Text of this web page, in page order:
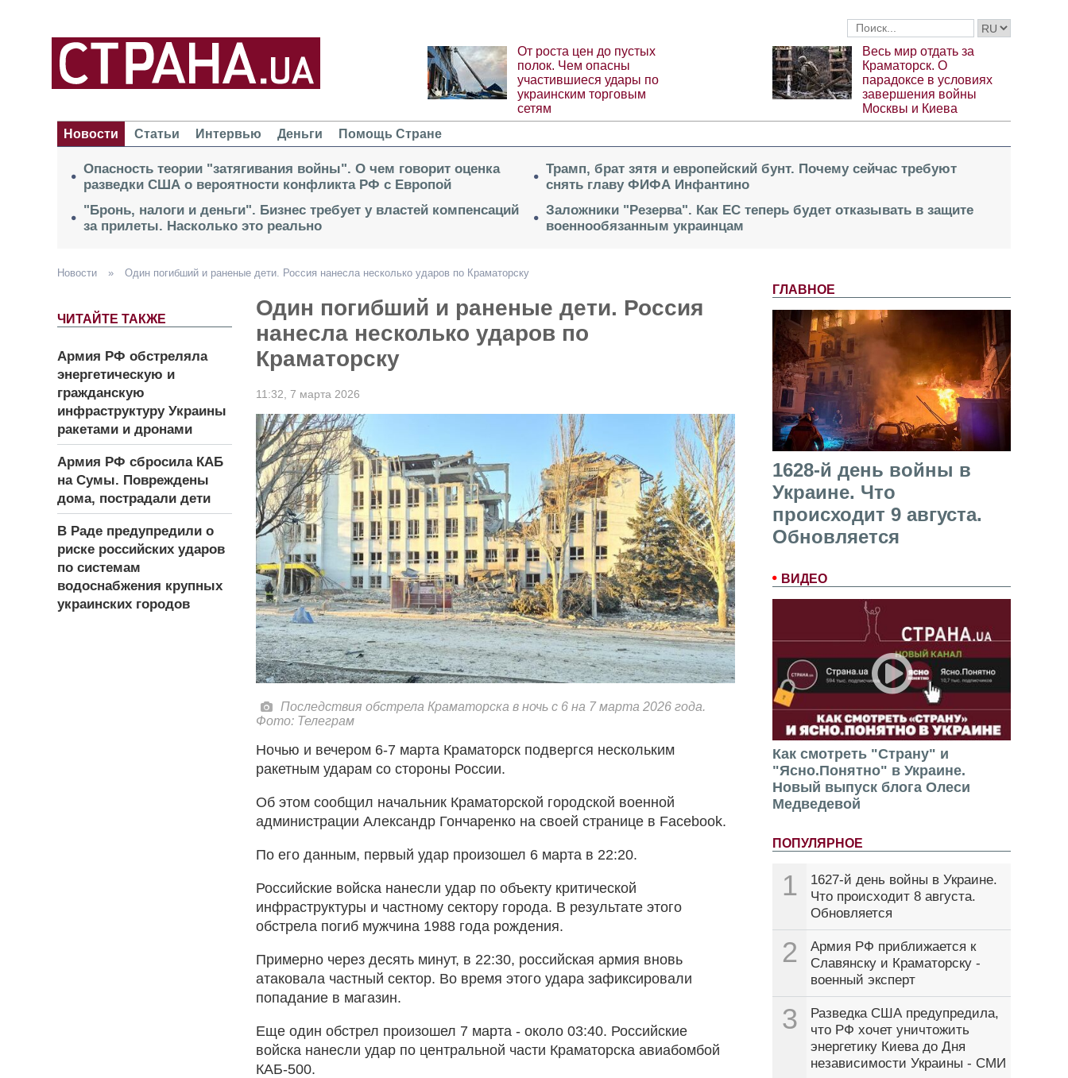
От роста цен до пустых
полок. Чем опасны
участившиеся удары по
украинским торговым
сетям
Весь мир отдать за
Краматорск. О
парадоксе в условиях
завершения войны
Москвы и Киева
Новости
Статьи Интервью Деньги Помощь Стране
Опасность теории "затягивания войны". О чем говорит оценка
разведки США о вероятности конфликта РФ с Европой
"Бронь, налоги и деньги". Бизнес требует у властей компенсаций
за прилеты. Насколько это реально
Трамп, брат зятя и европейский бунт. Почему сейчас требуют
снять главу ФИФА Инфантино
Заложники "Резерва". Как ЕС теперь будет отказывать в защите
военнообязанным украинцам
ГЛАВНОЕ
1628-й день войны в
Украине. Что
происходит 9 августа.
Обновляется
ВИДЕО
Как смотреть "Страну" и
"Ясно.Понятно" в Украине.
Новый выпуск блога Олеси
Медведевой
ПОПУЛЯРНОЕ
1
1627-й день войны в Украине.
Что происходит 8 августа.
Обновляется
2
Армия РФ приближается к
Славянску и Краматорску -
военный эксперт
3
Разведка США предупредила,
что РФ хочет уничтожить
энергетику Киева до Дня
независимости Украины - СМИ
Новости » Один погибший и раненые дети. Россия нанесла несколько ударов по Краматорску
ЧИТАЙТЕ ТАКЖЕ
Армия РФ обстреляла
энергетическую и
гражданскую
инфраструктуру Украины
ракетами и дронами
Армия РФ сбросила КАБ
на Сумы. Повреждены
дома, пострадали дети
В Раде предупредили о
риске российских ударов
по системам
водоснабжения крупных
украинских городов
Один погибший и раненые дети. Россия
нанесла несколько ударов по
Краматорску
11:32, 7 марта 2026
Последствия обстрела Краматорска в ночь с 6 на 7 марта 2026 года.
Фото: Телеграм
Ночью и вечером 6-7 марта Краматорск подвергся нескольким
ракетным ударам со стороны России.
Об этом сообщил начальник Краматорской городской военной
администрации Александр Гончаренко на своей странице в Facebook.
По его данным, первый удар произошел 6 марта в 22:20.
Российские войска нанесли удар по объекту критической
инфраструктуры и частному сектору города. В результате этого
обстрела погиб мужчина 1988 года рождения.
Примерно через десять минут, в 22:30, российская армия вновь
атаковала частный сектор. Во время этого удара зафиксировали
попадание в магазин.
Еще один обстрел произошел 7 марта - около 03:40. Российские
войска нанесли удар по центральной части Краматорска авиабомбой
КАБ-500.